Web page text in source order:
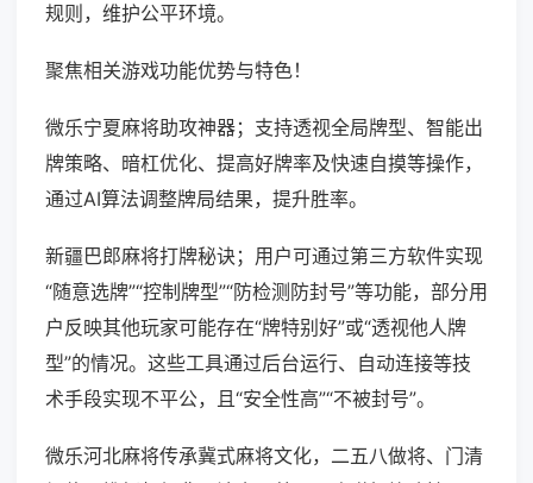
规则，维护公平环境。
聚焦相关游戏功能优势与特色！
微乐宁夏麻将助攻神器；支持透视全局牌型、智能出
牌策略、暗杠优化、提高好牌率及快速自摸等操作，
通过AI算法调整牌局结果，提升胜率。
新疆巴郎麻将打牌秘诀；用户可通过第三方软件实现
“随意选牌”“控制牌型”“防检测防封号”等功能，部分用
户反映其他玩家可能存在“牌特别好”或“透视他人牌
型”的情况。这些工具通过后台运行、自动连接等技
术手段实现不平公，且“安全性高”“不被封号”。
微乐河北麻将传承冀式麻将文化，二五八做将、门清